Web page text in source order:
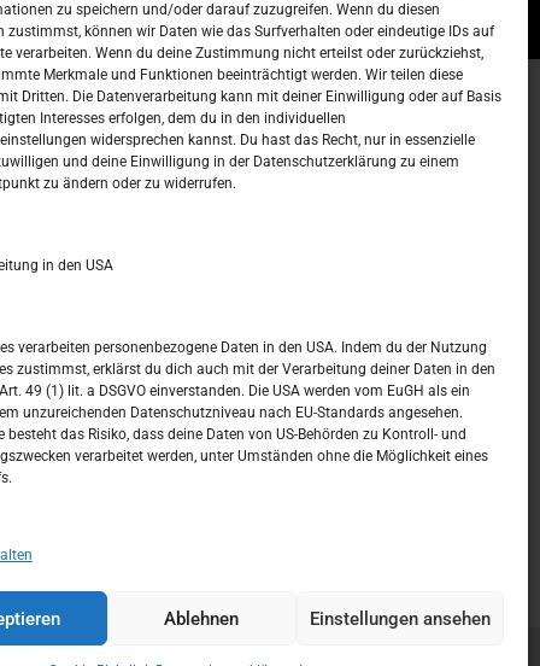
zu speichern und/oder darauf zuzugreifen. Wenn du diesen
zustimmst, können wir Daten wie das Surfverhalten oder eindeutige IDs auf
verarbeiten. Wenn du deine Zustimmung nicht erteilst oder zurückziehst,
Merkmale und Funktionen beeinträchtigt werden. Wir teilen diese
Dritten. Die Datenverarbeitung kann mit deiner Einwilligung oder auf Basis
Interesses erfolgen, dem du in den individuellen
widersprechen kannst. Du hast das Recht, nur in essenzielle
und deine Einwilligung in der Datenschutzerklärung zu einem
zu ändern oder zu widerrufen.
in den USA
verarbeiten personenbezogene Daten in den USA. Indem du der Nutzung
zustimmst, erklärst du dich auch mit der Verarbeitung deiner Daten in den
49 (1) lit. a DSGVO einverstanden. Die USA werden vom EuGH als ein
unzureichenden Datenschutzniveau nach EU-Standards angesehen.
besteht das Risiko, dass deine Daten von US-Behörden zu Kontroll- und
verarbeitet werden, unter Umständen ohne die Möglichkeit eines
Ablehnen Einstellungen ansehen
–
Kalendar
10 11 12 13 14 15 16
17 18 19 20 21 22
24 25 26 27 28 29 30